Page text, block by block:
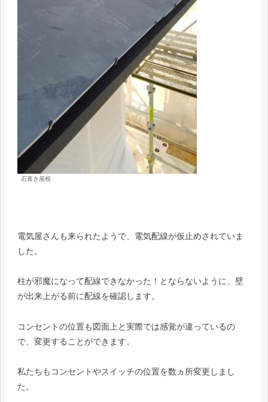
石葺き屋根
電気屋さんも来られたようで、電気配線が仮止めされていま
した。
柱が邪魔になって配線できなかった！とならないように、壁
が出来上がる前に配線を確認します。
コンセントの位置も図面上と実際では感覚が違っているの
で、変更することができます。
私たちもコンセントやスイッチの位置を数ヵ所変更しまし
た。